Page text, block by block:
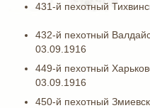
431-й пехотный
432-й пехотный
03.09.1916
449-й пехотный
03.09.1916
450-й пехотный